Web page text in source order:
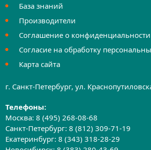
База знаний
Производители
Соглашение о конфиденциальности
Согласие на обработку
Карта сайта
г. Санкт-Петербург, ул.
Телефоны:
Москва:8 (495) 268-08-68
Санкт-Петербург:8 (812) 309-71-19
Екатеринбург:8 (343) 318-28-29